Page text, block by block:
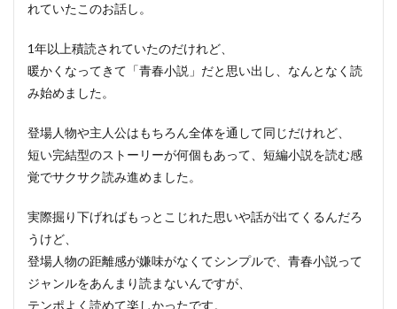
れていたこのお話し。
1年以上積読されていたのだけれど、
暖かくなってきて「青春小説」だと思い出し、なんとなく読
み始めました。
登場人物や主人公はもちろん全体を通して同じだけれど、
短い完結型のストーリーが何個もあって、短編小説を読む感
覚でサクサク読み進めました。
実際掘り下げればもっとこじれた思いや話が出てくるんだろ
うけど、
登場人物の距離感が嫌味がなくてシンプルで、青春小説って
ジャンルをあんまり読まないんですが、
テンポよく読めて楽しかったです。